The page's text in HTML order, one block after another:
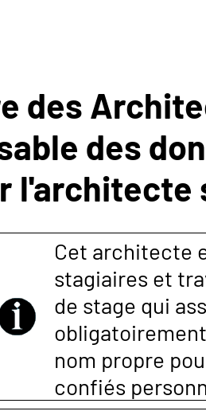
des
des
l'architecte
Cet architecte
stagiaires et
de stage qui
nom propre
confiés